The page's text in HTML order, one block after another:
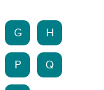
G H
P Q